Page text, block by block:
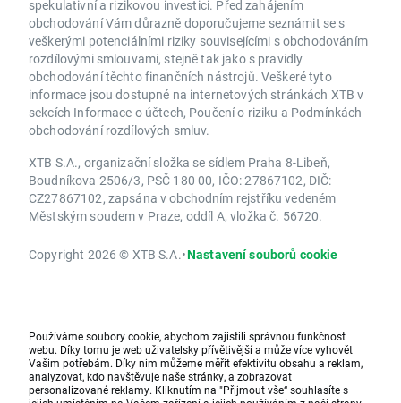
spekulativní a rizikovou investici. Před zahájením
obchodování Vám důrazně doporučujeme seznámit se s
veškerými potenciálními riziky souvisejícími s obchodováním
rozdílovými smlouvami, stejně tak jako s pravidly
obchodování těchto finančních nástrojů. Veškeré tyto
informace jsou dostupné na internetových stránkách XTB v
sekcích Informace o účtech, Poučení o riziku a Podmínkách
obchodování rozdílových smluv.
XTB S.A., organizační složka se sídlem Praha 8-Libeň,
Boudníkova 2506/3, PSČ 180 00, IČO: 27867102, DIČ:
CZ27867102, zapsána v obchodním rejstříku vedeném
Městským soudem v Praze, oddíl A, vložka č. 56720.
Copyright 2026 © XTB S.A.•Nastavení souborů cookie
Používáme soubory cookie, abychom zajistili správnou funkčnost
webu. Díky tomu je web uživatelsky přívětivější a může více vyhovět
Vašim potřebám. Díky nim můžeme měřit efektivitu obsahu a reklam,
analyzovat, kdo navštěvuje naše stránky, a zobrazovat
personalizované reklamy. Kliknutím na "Přijmout vše“ souhlasíte s